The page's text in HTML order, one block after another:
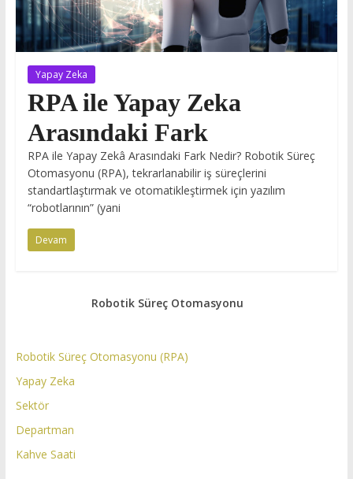
Yapay Zeka
RPA ile Yapay Zeka
Arasındaki Fark
RPA ile Yapay Zekâ Arasındaki Fark Nedir? Robotik Süreç
Otomasyonu (RPA), tekrarlanabilir iş süreçlerini
standartlaştırmak ve otomatikleştirmek için yazılım
“robotlarının” (yani
Devam
Robotik Süreç Otomasyonu
Robotik Süreç Otomasyonu (RPA)
Yapay Zeka
Sektör
Departman
Kahve Saati